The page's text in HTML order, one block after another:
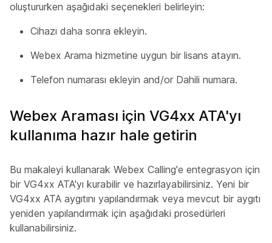
oluştururken aşağıdaki seçenekleri belirleyin:
Cihazı daha sonra ekleyin.
Webex Arama hizmetine uygun bir lisans atayın.
Telefon numarası ekleyin and/or Dahili numara.
Webex Araması için VG4xx ATA'yı
kullanıma hazır hale getirin
Bu makaleyi kullanarak Webex Calling'e entegrasyon için
bir VG4xx ATA'yı kurabilir ve hazırlayabilirsiniz. Yeni bir
VG4xx ATA aygıtını yapılandırmak veya mevcut bir aygıtı
yeniden yapılandırmak için aşağıdaki prosedürleri
kullanabilirsiniz.